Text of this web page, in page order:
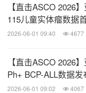
截至2025年7月
至少1次疗效评估
估。2例患者尚
至截止日期，
【直击ASCO 2026
115儿童实体瘤数据
2026-06-01 09:40 4677
【直击ASCO 2026
Ph+ BCP-ALL数据
2026-06-01 09:02 4067